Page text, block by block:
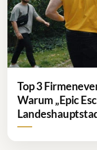
Top 3
Warum „Epic